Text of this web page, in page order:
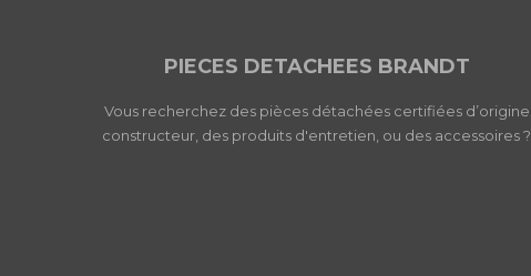
PIECES DETACHEES BRANDT
Vous recherchez des pièces détachées certifiées d’origine
constructeur, des produits d'entretien, ou des accessoires ?